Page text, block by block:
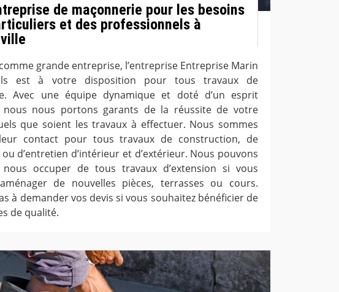
de maçonnerie pour les besoins
et des professionnels à
grande entreprise, l’entreprise Entreprise Marin
est à votre disposition pour tous travaux de
Avec une équipe dynamique et doté d’un esprit
nous nous portons garants de la réussite de votre
que soient les travaux à effectuer. Nous sommes
contact pour tous travaux de construction, de
d’entretien d’intérieur et d’extérieur. Nous pouvons
nous occuper de tous travaux d’extension si vous
de nouvelles pièces, terrasses ou cours.
à demander vos devis si vous souhaitez bénéficier de
de qualité.